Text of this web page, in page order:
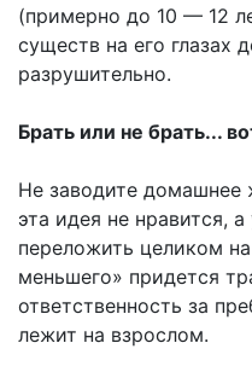
(примерно до 10 — 12
существ на его глазах
разрушительно.
Брать или не брать...
Не заводите домашнее
эта идея не нравится,
переложить целиком
меньшего» придется
ответственность за
лежит на взрослом.